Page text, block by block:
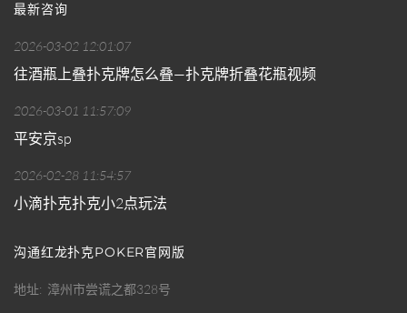
最新咨询
2026-03-02 12:01:07
往酒瓶上叠扑克牌怎么叠—扑克牌折叠花瓶视频
2026-03-01 11:57:09
平安京sp
2026-02-28 11:54:57
小滴扑克扑克小2点玩法
沟通红龙扑克POKER官网版
地址 漳州市尝谎之都328号